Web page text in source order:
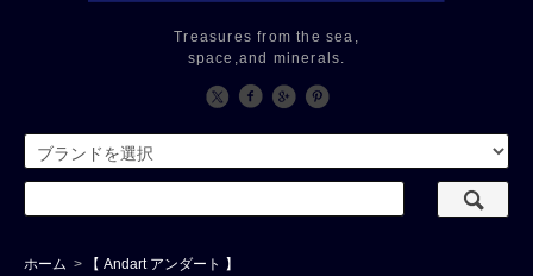
Treasures from the sea,
space,and minerals.
ホーム > 【 Andart アンダート 】